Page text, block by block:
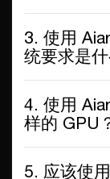
3. 使用
统要求是什
4. 使用
样的 GPU
5. 应该使